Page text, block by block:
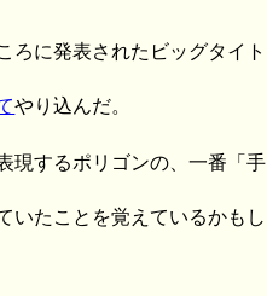
ろに発表されたビッグタイト
やり込んだ。
現するポリゴンの、一番「手
いたことを覚えているかもし